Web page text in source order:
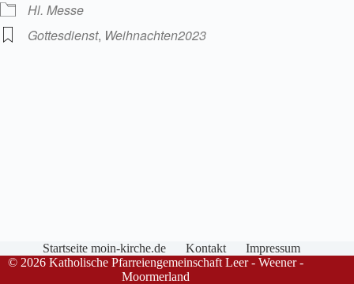
Hl. Messe
Gottesdienst, Weihnachten2023
Startseite moin-kirche.de Kontakt
Impressum
© 2026 Katholische Pfarreiengemeinschaft Leer - Weener -
Moormerland